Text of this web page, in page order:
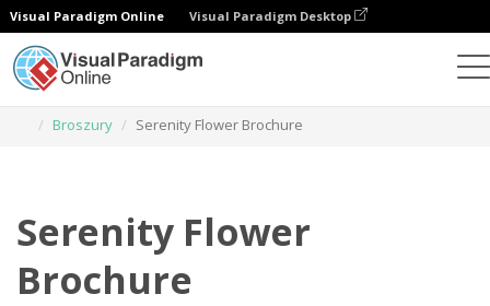
Visual Paradigm Online Visual Paradigm Desktop
Broszury
Serenity Flower Brochure
Serenity Flower
Brochure